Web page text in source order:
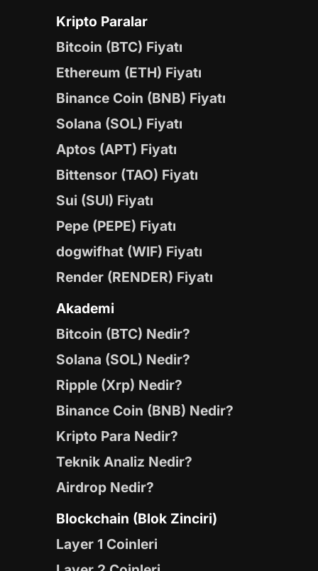
Kripto Paralar
Bitcoin (BTC) Fiyatı
Ethereum (ETH) Fiyatı
Binance Coin (BNB) Fiyatı
Solana (SOL) Fiyatı
Aptos (APT) Fiyatı
Bittensor (TAO) Fiyatı
Sui (SUI) Fiyatı
Pepe (PEPE) Fiyatı
dogwifhat (WIF) Fiyatı
Render (RENDER) Fiyatı
Akademi
Bitcoin (BTC) Nedir?
Solana (SOL) Nedir?
Ripple (Xrp) Nedir?
Binance Coin (BNB) Nedir?
Kripto Para Nedir?
Teknik Analiz Nedir?
Airdrop Nedir?
Blockchain (Blok Zinciri)
Layer 1 Coinleri